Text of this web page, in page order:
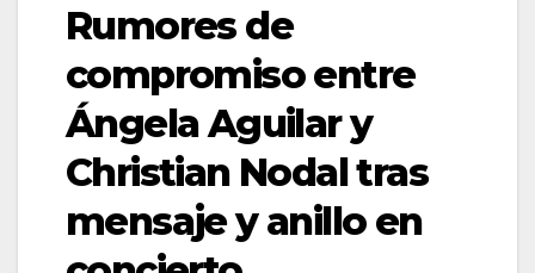
Rumores de
compromiso entre
Ángela Aguilar y
Christian Nodal tras
mensaje y anillo en